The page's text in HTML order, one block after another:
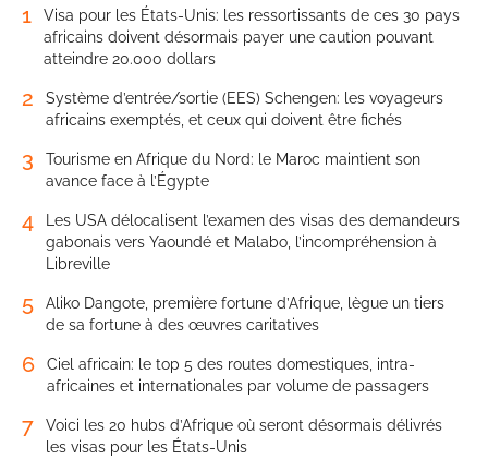
1
Visa pour les États-Unis: les ressortissants de ces 30 pays
africains doivent désormais payer une caution pouvant
atteindre 20.000 dollars
2
Système d’entrée/sortie (EES) Schengen: les voyageurs
africains exemptés, et ceux qui doivent être fichés
3
Tourisme en Afrique du Nord: le Maroc maintient son
avance face à l’Égypte
4
Les USA délocalisent l’examen des visas des demandeurs
gabonais vers Yaoundé et Malabo, l’incompréhension à
Libreville
5
Aliko Dangote, première fortune d’Afrique, lègue un tiers
de sa fortune à des œuvres caritatives
6
Ciel africain: le top 5 des routes domestiques, intra-
africaines et internationales par volume de passagers
7
Voici les 20 hubs d’Afrique où seront désormais délivrés
les visas pour les États-Unis